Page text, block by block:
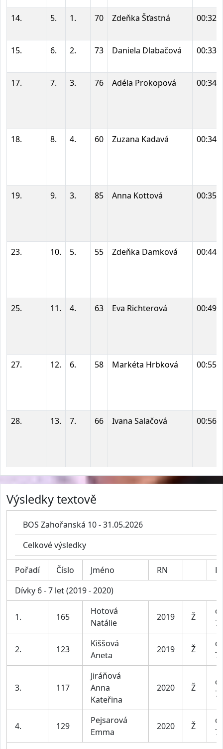
14. 5. 1. 70 Zdeňka Šťastná
15. 6. 2. 73 Daniela Dlabačová
17. 7. 3. 76 Adéla Prokopová
18. 8. 4. 60 Zuzana Kadavá
19. 9. 3. 85 Anna Kottová
23. 10. 5. 55 Zdeňka Damková
25. 11. 4. 63 Eva Richterová
27. 12. 6. 58 Markéta Hrbková
28. 13. 7. 66 Ivana Salačová
Výsledky textově
BOS Zahořanská 10 - 31.05.2026
Celkové výsledky
Pořadí Číslo Jméno RN
Dívky 6 - 7 let (2019 - 2020)
1. 165
Hotová
Natálie
2019 Ž
7
2. 123
Kiššová
Aneta
2019 Ž
7
3. 117
Jiráňová
Anna
Kateřina
2020 Ž
7
4. 129
Pejsarová
Emma
2020 Ž
7